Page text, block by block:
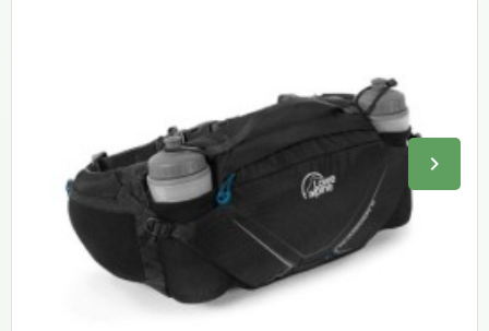
keyboard_arrow_right